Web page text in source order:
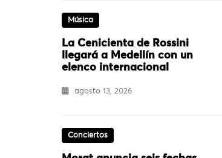
Música
La Cenicienta de Rossini
llegará a Medellín con un
elenco internacional
agosto 13, 2026
Conciertos